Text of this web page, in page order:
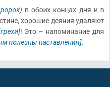
в обоих концах дня и в
хорошие деяния удаляют
! Это – напоминание для
полезны наставления].